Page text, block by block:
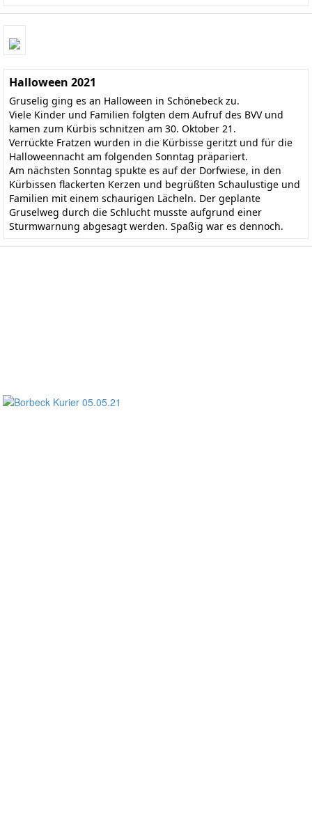
Halloween 2021
Gruselig ging es an Halloween in Schönebeck zu.
Viele Kinder und Familien folgten dem Aufruf des BVV und
kamen zum Kürbis schnitzen am 30. Oktober 21.
Verrückte Fratzen wurden in die Kürbisse geritzt und für die
Halloweennacht am folgenden Sonntag präpariert.
Am nächsten Sonntag spukte es auf der Dorfwiese, in den
Kürbissen flackerten Kerzen und begrüßten Schaulustige und
Familien mit einem schaurigen Lächeln. Der geplante
Gruselweg durch die Schlucht musste aufgrund einer
Sturmwarnung abgesagt werden. Spaßig war es dennoch.